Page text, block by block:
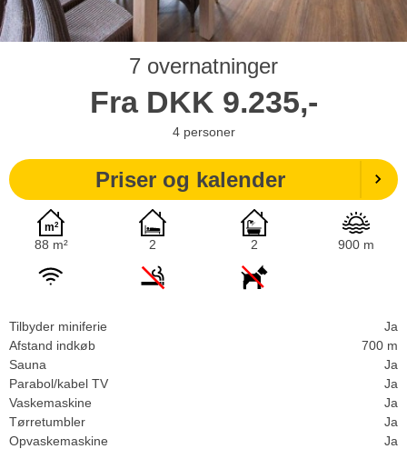
7 overnatninger
Fra DKK 9.235,-
4 personer
Priser og kalender
88 m² 2 2 900 m
Tilbyder miniferie
Ja
Afstand indkøb
700 m
Sauna
Ja
Parabol/kabel TV
Ja
Vaskemaskine
Ja
Tørretumbler
Ja
Opvaskemaskine
Ja